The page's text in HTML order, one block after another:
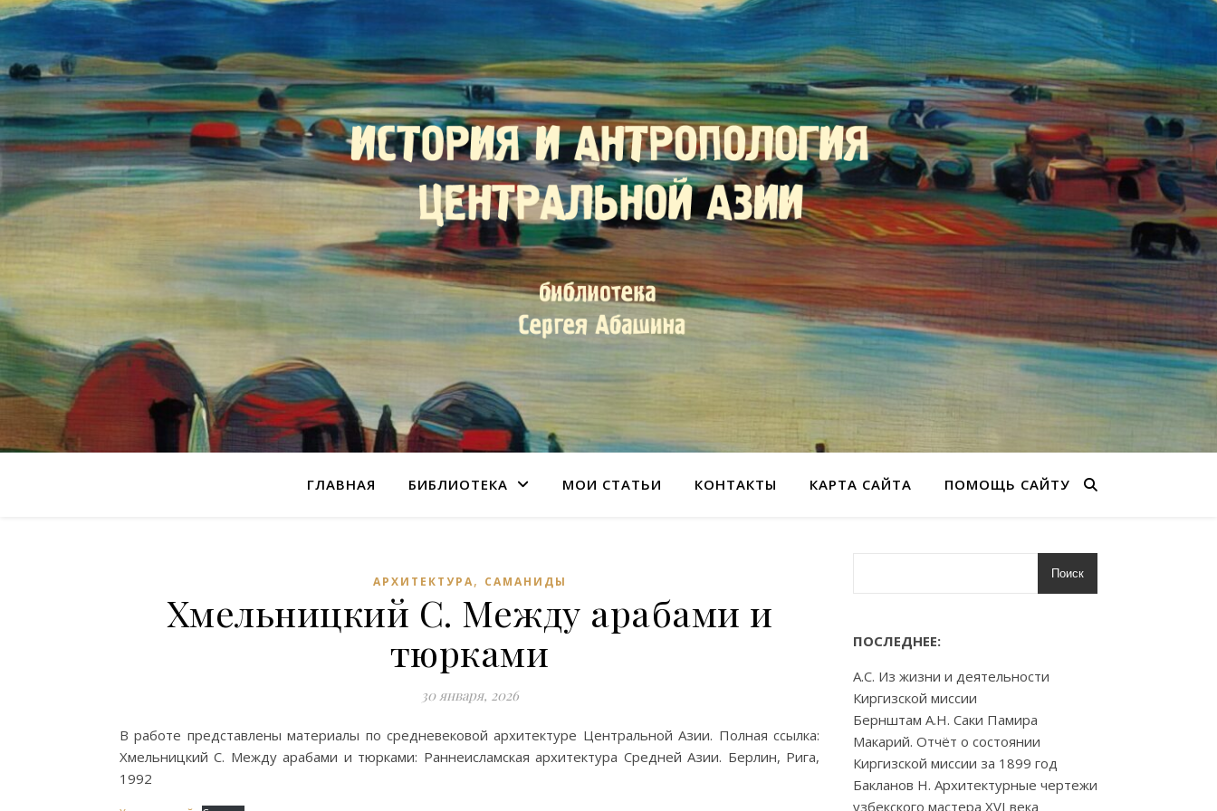
ГЛАВНАЯ БИБЛИОТЕКА МОИ СТАТЬИ КОНТАКТЫ КАРТА САЙТА ПОМОЩЬ САЙТУ
АРХИТЕКТУРА, САМАНИДЫ
Хмельницкий С. Между арабами и
тюрками
30 января, 2026
В работе представлены материалы по средневековой архитектуре Центральной Азии. Полная ссылка:
Хмельницкий С. Между арабами и тюрками: Раннеисламская архитектура Средней Азии. Берлин, Рига,
1992
Поиск
ПОСЛЕДНЕЕ:
А.С. Из жизни и деятельности
Киргизской миссии
Бернштам А.Н. Саки Памира
Макарий. Отчёт о состоянии
Киргизской миссии за 1899 год
Бакланов Н. Архитектурные чертежи
узбекского мастера XVI века